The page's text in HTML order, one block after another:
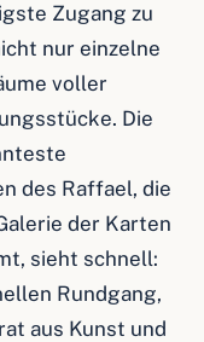
Zugang zu
nur einzelne
voller
Die
des Raffael, die
der Karten
sieht schnell:
Rundgang,
aus Kunst und